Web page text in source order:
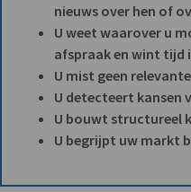
nieuws over hen of
U weet waarover u
afspraak en wint tijd
U mist geen
U detecteert kansen
U bouwt structureel
U begrijpt uw markt